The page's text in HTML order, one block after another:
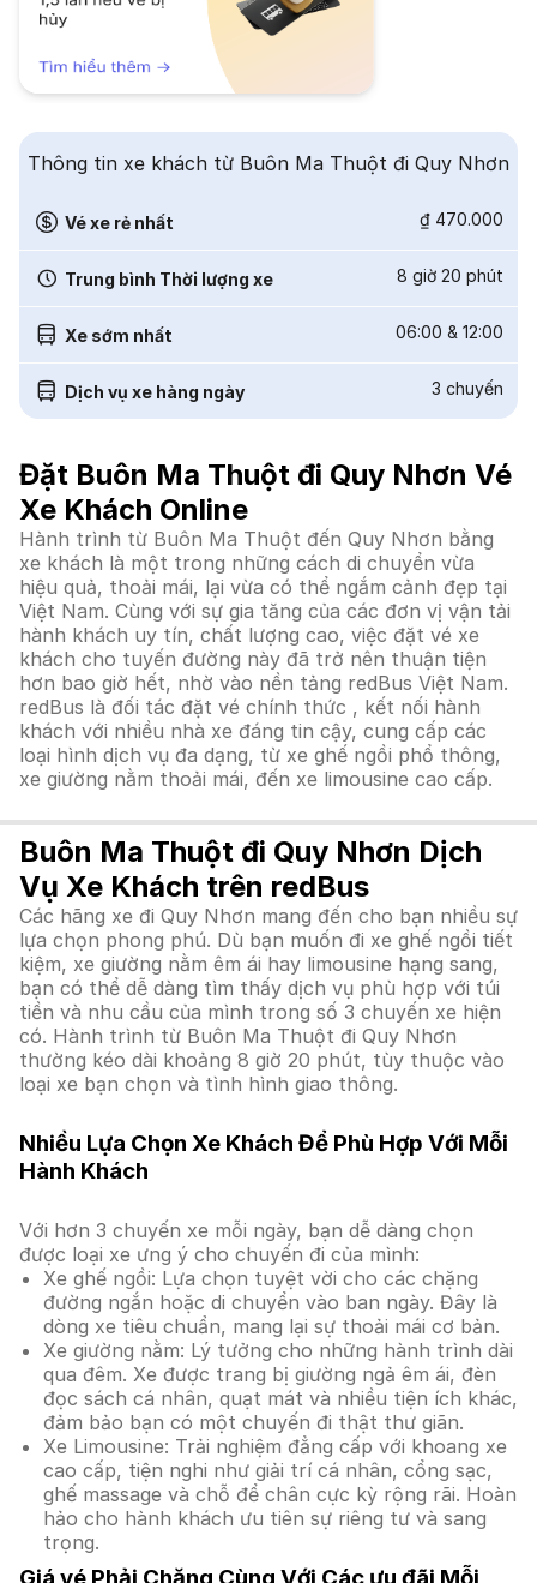
Thông tin xe khách từ Buôn Ma Thuột đi Quy Nhơn
Vé xe rẻ nhất ₫ 470.000
Trung bình Thời lượng xe 8 giờ 20 phút
Xe sớm nhất 06:00 & 12:00
Dịch vụ xe hàng ngày 3 chuyến
Đặt Buôn Ma Thuột đi Quy Nhơn Vé
Xe Khách Online
Hành trình từ Buôn Ma Thuột đến Quy Nhơn bằng
xe khách là một trong những cách di chuyển vừa
hiệu quả, thoải mái, lại vừa có thể ngắm cảnh đẹp tại
Việt Nam. Cùng với sự gia tăng của các đơn vị vận tải
hành khách uy tín, chất lượng cao, việc đặt vé xe
khách cho tuyến đường này đã trở nên thuận tiện
hơn bao giờ hết, nhờ vào nền tảng redBus Việt Nam.
redBus là đối tác đặt vé chính thức , kết nối hành
khách với nhiều nhà xe đáng tin cậy, cung cấp các
loại hình dịch vụ đa dạng, từ xe ghế ngồi phổ thông,
xe giường nằm thoải mái, đến xe limousine cao cấp.
Buôn Ma Thuột đi Quy Nhơn Dịch
Vụ Xe Khách trên redBus
Các hãng xe đi Quy Nhơn mang đến cho bạn nhiều sự
lựa chọn phong phú. Dù bạn muốn đi xe ghế ngồi tiết
kiệm, xe giường nằm êm ái hay limousine hạng sang,
bạn có thể dễ dàng tìm thấy dịch vụ phù hợp với túi
tiền và nhu cầu của mình trong số 3 chuyến xe hiện
có. Hành trình từ Buôn Ma Thuột đi Quy Nhơn
thường kéo dài khoảng 8 giờ 20 phút, tùy thuộc vào
loại xe bạn chọn và tình hình giao thông.
Nhiều Lựa Chọn Xe Khách Để Phù Hợp Với Mỗi
Hành Khách
Với hơn 3 chuyến xe mỗi ngày, bạn dễ dàng chọn
được loại xe ưng ý cho chuyến đi của mình:
Xe ghế ngồi: Lựa chọn tuyệt vời cho các chặng
đường ngắn hoặc di chuyển vào ban ngày. Đây là
dòng xe tiêu chuẩn, mang lại sự thoải mái cơ bản.
Xe giường nằm: Lý tưởng cho những hành trình dài
qua đêm. Xe được trang bị giường ngả êm ái, đèn
đọc sách cá nhân, quạt mát và nhiều tiện ích khác,
đảm bảo bạn có một chuyến đi thật thư giãn.
Xe Limousine: Trải nghiệm đẳng cấp với khoang xe
cao cấp, tiện nghi như giải trí cá nhân, cổng sạc,
ghế massage và chỗ để chân cực kỳ rộng rãi. Hoàn
hảo cho hành khách ưu tiên sự riêng tư và sang
trọng.